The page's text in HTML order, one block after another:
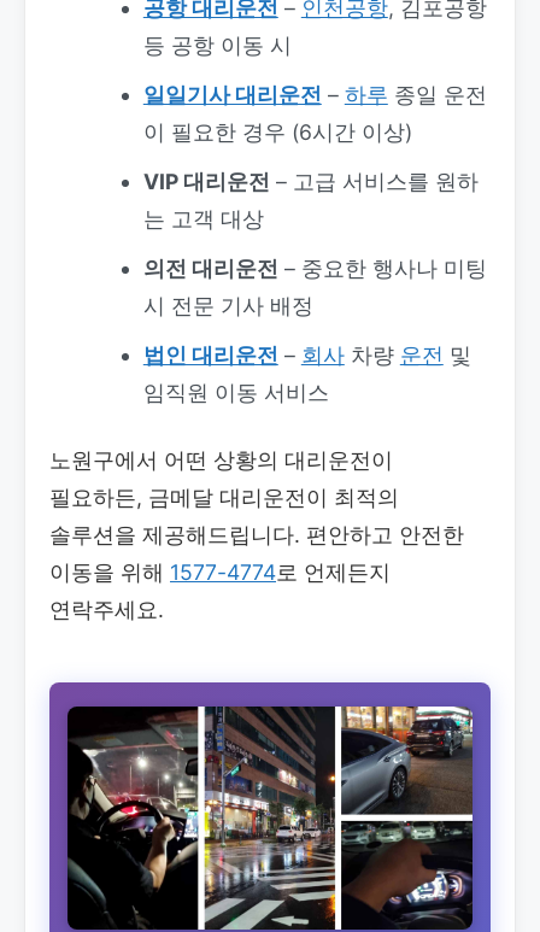
공항 대리운전 – 인천공항, 김포공항
등 공항 이동 시
일일기사 대리운전 – 하루 종일 운전
이 필요한 경우 (6시간 이상)
VIP 대리운전 – 고급 서비스를 원하
는 고객 대상
의전 대리운전 – 중요한 행사나 미팅
시 전문 기사 배정
법인 대리운전 – 회사차량 운전 및
임직원 이동 서비스
노원구에서 어떤 상황의 대리운전이
필요하든, 금메달 대리운전이 최적의
솔루션을 제공해드립니다. 편안하고 안전한
이동을 위해 1577-4774로 언제든지
연락주세요.